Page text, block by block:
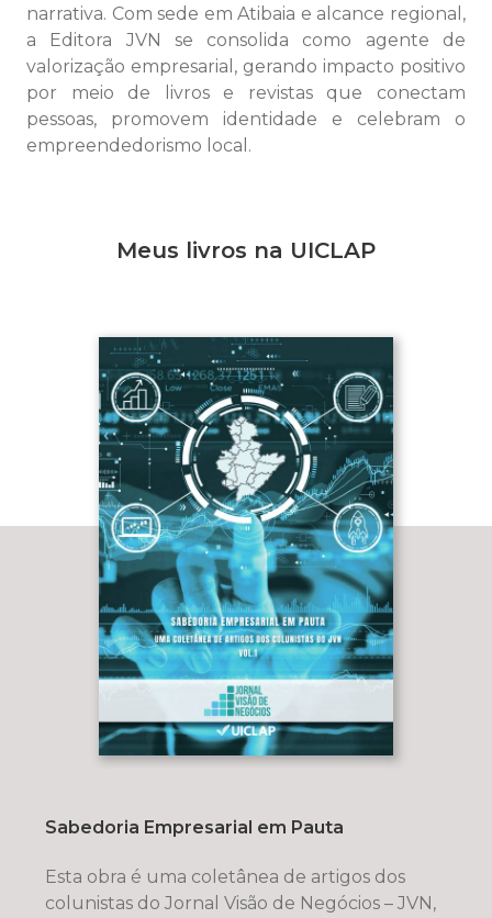
narrativa. Com sede em Atibaia e alcance regional,
a Editora JVN se consolida como agente de
valorização empresarial, gerando impacto positivo
por meio de livros e revistas que conectam
pessoas, promovem identidade e celebram o
empreendedorismo local.
Meus livros na UICLAP
Sabedoria Empresarial em Pauta
Esta obra é uma coletânea de artigos dos
colunistas do Jornal Visão de Negócios – JVN,